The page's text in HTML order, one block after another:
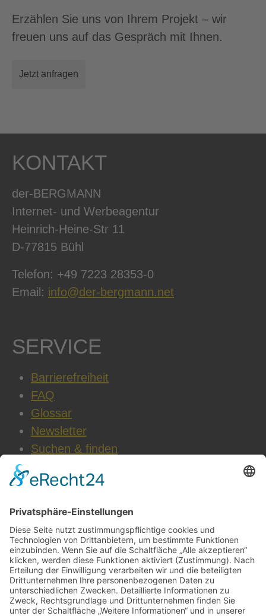
Erzählen Sie uns von Ihrem Projekt – wir
freuen uns auf das Gespräch mit Ihnen.
Jetzt anfragen
KONTAKT
der-BERGMANN
Internet- und Werbeagentur
Heinrich-Heine-Str 11
D-77815 Bühl
Telefon: +49 7223 28353-0
Email: info@der-bergmann.net
SERVICE
Barrierefreiheit
FAQ
Glossar
Newsletter
Suchen & finden
WEITERE INFOS
Datenschutz
Impressum
AGB
Cookie-Einstellungen
Jobs & Karriere